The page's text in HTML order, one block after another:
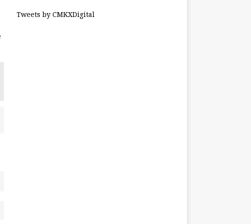
Tweets by CMKXDigital